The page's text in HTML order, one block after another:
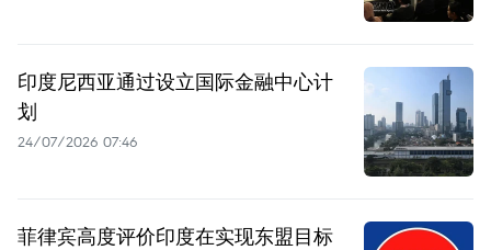
印度尼西亚通过设立国际金融中心计
划
24/07/2026 07:46
菲律宾高度评价印度在实现东盟目标